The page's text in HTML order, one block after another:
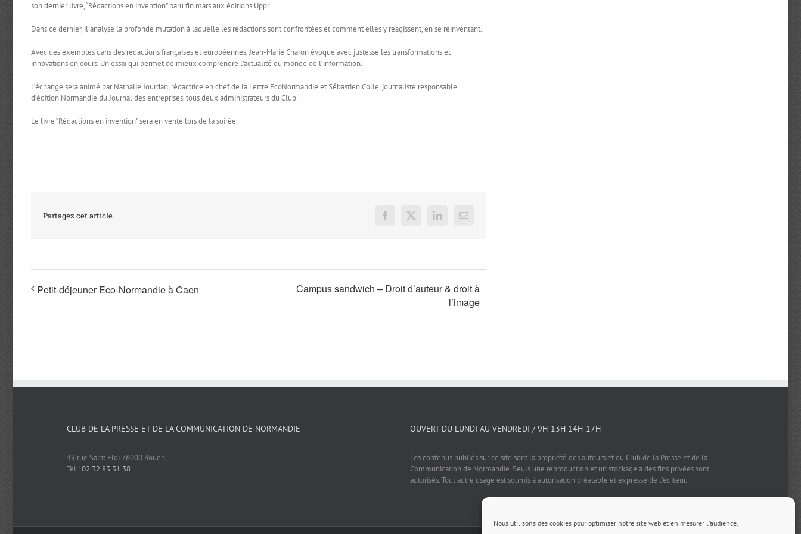
Nous utilisons des cookies pour optimiser notre site web et en mesurer l'audience.
son dernier livre, “Rédactions en invention” paru fin mars aux éditions Uppr.
Dans ce dernier, il analyse la profonde mutation à laquelle les rédactions sont confrontées et comment elles y réagissent, en se réinventant.
Avec des exemples dans des rédactions françaises et européennes, Jean-Marie Charon évoque avec justesse les transformations et
innovations en cours. Un essai qui permet de mieux comprendre l’actualité du monde de l’information.
L’échange sera animé par Nathalie Jourdan, rédactrice en chef de la Lettre EcoNormandie et Sébastien Colle, journaliste responsable
d’édition Normandie du Journal des entreprises, tous deux administrateurs du Club.
Le livre “Rédactions en invention” sera en vente lors de la soirée.
Partagez cet article Facebook
X LinkedInEmail
Petit-déjeuner Eco-Normandie à Caen
Campus sandwich – Droit d’auteur & droit à
l’image
CLUB DE LA PRESSE ET DE LA COMMUNICATION DE NORMANDIE
49 rue Saint Eloi 76000 Rouen
Tel :02 32 83 31 38
OUVERT DU LUNDI AU VENDREDI / 9H-13H 14H-17H
Les contenus publiés sur ce site sont la propriété des auteurs et du Club de la Presse et de la
Communication de Normandie. Seuls une reproduction et un stockage à des fins privées sont
autorisés. Tout autre usage est soumis à autorisation préalable et expresse de l'éditeur.